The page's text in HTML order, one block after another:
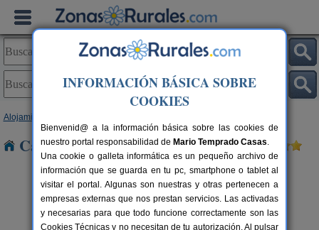
Alojamientos
Casas Rurales cerca de Espierre
INFORMACIÓN BÁSICA SOBRE
COOKIES
Bienvenid@ a la información básica sobre las cookies de
nuestro portal responsabilidad de Mario Temprado Casas.
Una cookie o galleta informática es un pequeño archivo de
información que se guarda en tu pc, smartphone o tablet al
visitar el portal. Algunas son nuestras y otras pertenecen a
empresas externas que nos prestan servicios. Las activadas
y necesarias para que todo funcione correctamente son las
Cookies Técnicas y no necesitan de tu autorización. Al pulsar